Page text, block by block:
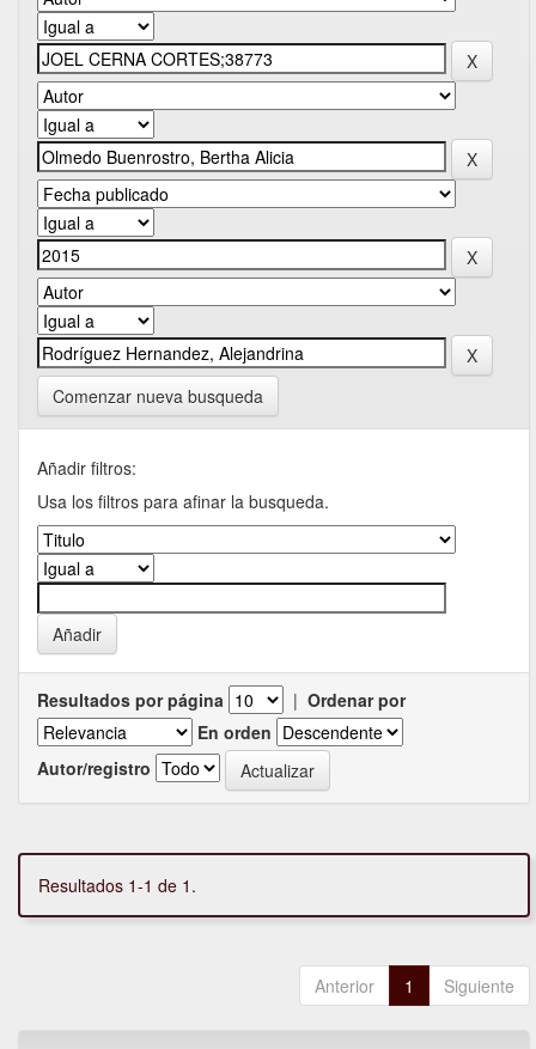
Comenzar nueva busqueda
Añadir filtros:
Usa los filtros para afinar la busqueda.
Resultados por página | Ordenar por
En orden
Autor/registro
Resultados 1-1 de 1.
Anterior 1 Siguiente